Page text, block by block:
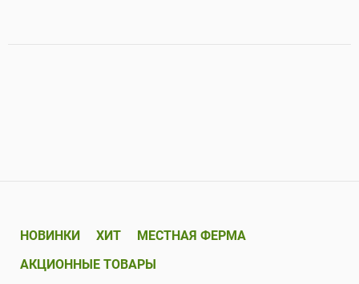
НОВИНКИ ХИТ
МЕСТНАЯ ФЕРМА
АКЦИОННЫЕ ТОВАРЫ